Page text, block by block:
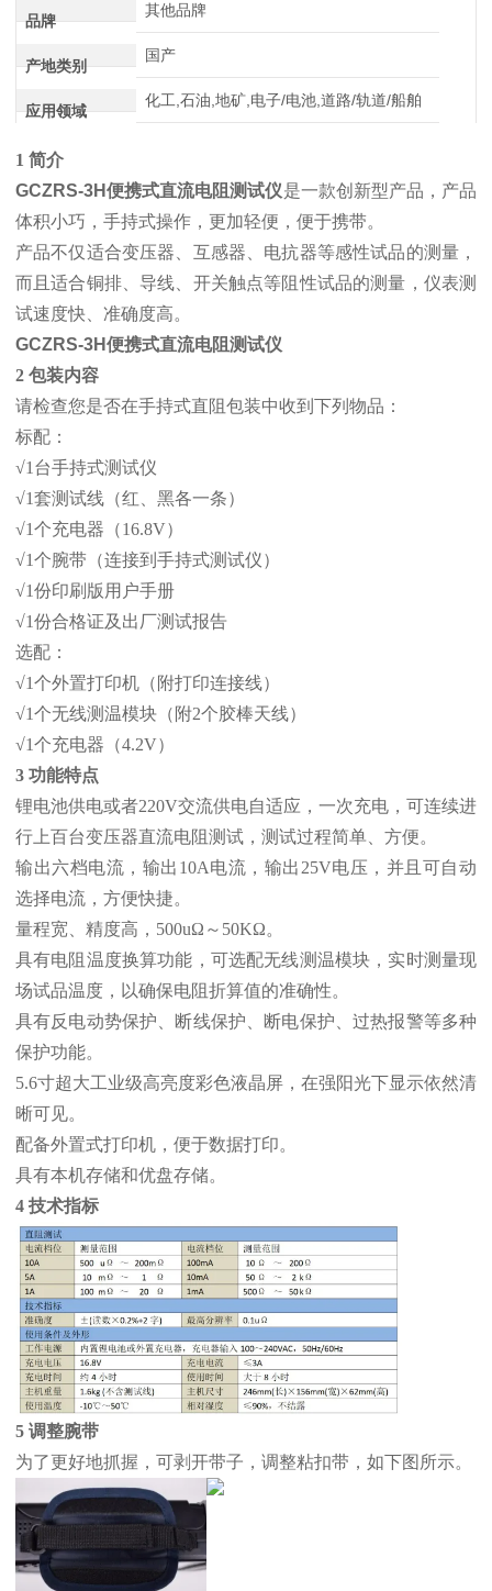
品牌
其他品牌
产地类别
国产
应用领域
化工,石油,地矿,电子/电池,道路/轨道/船舶
1 简介
GCZRS-3H便携式直流电阻测试仪是一款创新型产品，产品
体积小巧，手持式操作，更加轻便，便于携带。
产品不仅适合变压器、互感器、电抗器等感性试品的测量，
而且适合铜排、导线、开关触点等阻性试品的测量，仪表测
试速度快、准确度高。
GCZRS-3H便携式直流电阻测试仪
2 包装内容
请检查您是否在手持式直阻包装中收到下列物品：
标配：
√1台手持式测试仪
√1套测试线（红、黑各一条）
√1个充电器（16.8V）
√1个腕带（连接到手持式测试仪）
√1份印刷版用户手册
√1份合格证及出厂测试报告
选配：
√1个外置打印机（附打印连接线）
√1个无线测温模块（附2个胶棒天线）
√1个充电器（4.2V）
3 功能特点
锂电池供电或者220V交流供电自适应，一次充电，可连续进
行上百台变压器直流电阻测试，测试过程简单、方便。
输出六档电流，输出10A电流，输出25V电压，并且可自动
选择电流，方便快捷。
量程宽、精度高，500uΩ～50KΩ。
具有电阻温度换算功能，可选配无线测温模块，实时测量现
场试品温度，以确保电阻折算值的准确性。
具有反电动势保护、断线保护、断电保护、过热报警等多种
保护功能。
5.6寸超大工业级高亮度彩色液晶屏，在强阳光下显示依然清
晰可见。
配备外置式打印机，便于数据打印。
具有本机存储和优盘存储。
4 技术指标
5 调整腕带
为了更好地抓握，可剥开带子，调整粘扣带，如下图所示。